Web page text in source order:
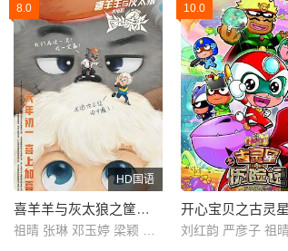
8.0
HD国语
喜羊羊与灰太狼之筐出未来
10.0